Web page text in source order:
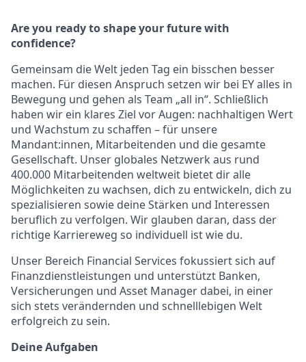
Are you ready to shape your future with
confidence?
Gemeinsam die Welt jeden Tag ein bisschen besser
machen. Für diesen Anspruch setzen wir bei EY alles in
Bewegung und gehen als Team „all in“. Schließlich
haben wir ein klares Ziel vor Augen: nachhaltigen Wert
und Wachstum zu schaffen – für unsere
Mandant:innen, Mitarbeitenden und die gesamte
Gesellschaft. Unser globales Netzwerk aus rund
400.000 Mitarbeitenden weltweit bietet dir alle
Möglichkeiten zu wachsen, dich zu entwickeln, dich zu
spezialisieren sowie deine Stärken und Interessen
beruflich zu verfolgen. Wir glauben daran, dass der
richtige Karriereweg so individuell ist wie du.
Unser Bereich Financial Services fokussiert sich auf
Finanzdienstleistungen und unterstützt Banken,
Versicherungen und Asset Manager dabei, in einer
sich stets verändernden und schnelllebigen Welt
erfolgreich zu sein.
Deine Aufgaben